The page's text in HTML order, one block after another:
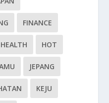
FINANCE
HEALTH HOT
JEPANG
KEJU